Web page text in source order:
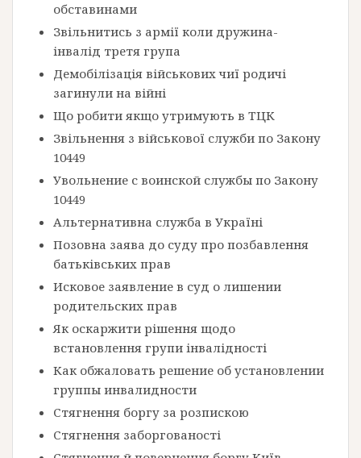
обставинами
Звільнитись з армії коли дружина-
інвалід третя група
Демобілізація військових чиї родичі
загинули на війні
Що робити якщо утримують в ТЦК
Звільнення з військової служби по Закону
10449
Увольнение с воинской службы по Закону
10449
Альтернативна служба в Україні
Позовна заява до суду про позбавлення
батьківських прав
Исковое заявление в суд о лишении
родительских прав
Як оскаржити рішення щодо
встановлення групи інвалідності
Как обжаловать решение об установлении
группы инвалидности
Стягнення боргу за розпискою
Стягнення заборгованості